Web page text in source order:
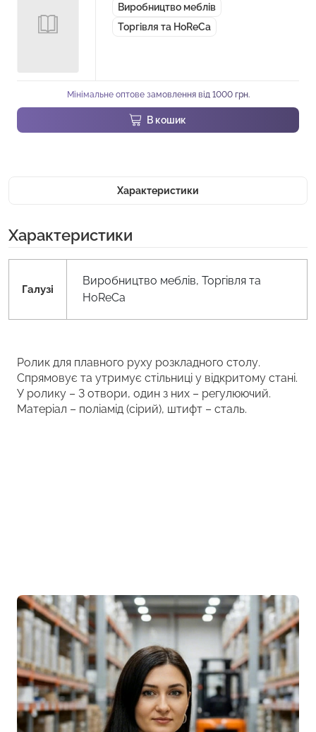
Виробництво меблів
Торгівля та HoReCa
Мінімальне оптове замовлення від 1000 грн.
В кошик
Характеристики
Характеристики
Галузі
Виробництво меблів, Торгівля та
HoReCa
Ролик для плавного руху розкладного столу.
Спрямовує та утримує стільниці у відкритому стані.
У ролику – 3 отвори, один з них – регулюючий.
Матеріал – поліамід (сірий), штифт – сталь.